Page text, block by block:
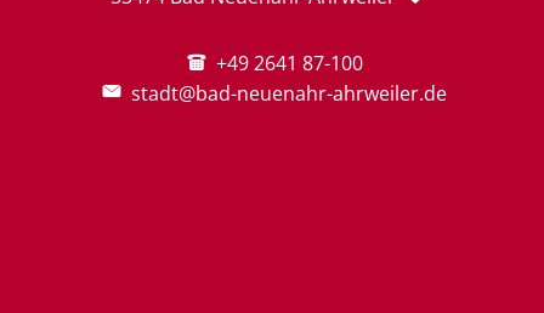
+49 2641 87-100
stadt@bad-neuenahr-ahrweiler.de